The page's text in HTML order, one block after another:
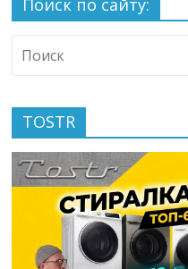
Поиск по сайту:
TOSTR